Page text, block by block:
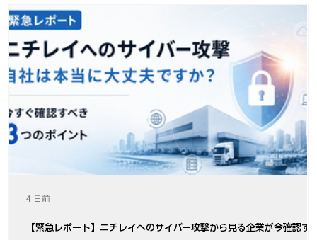
【緊急レポート】ニチレイへのサイバー攻撃から見る企業が今確認す
4 日前